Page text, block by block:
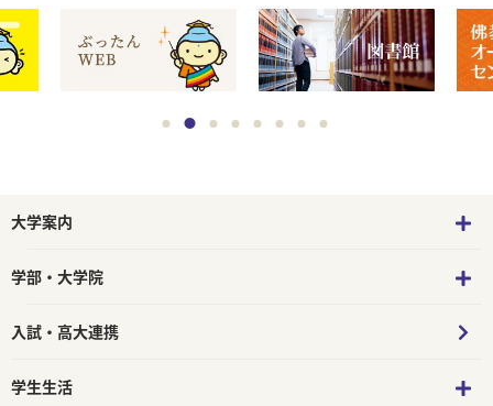
大学案内
学部・大学院
入試・高大連携
学生生活